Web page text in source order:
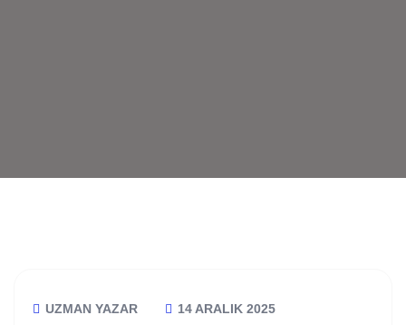
UZMAN YAZAR
14 ARALIK 2025